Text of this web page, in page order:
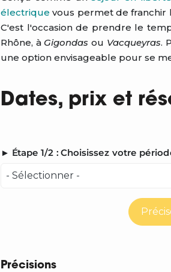
électrique vous permet de franchir
C'est l'occasion de prendre le
Rhône, à Gigondas ou Vacqueyras.
une option envisageable pour se
Dates, prix et
► Étape 1/2 : Choisissez votre
Précisions